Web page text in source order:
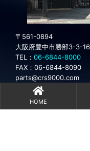
〒561-0894
大阪府豊中市勝部3-3-16
TEL： 06-6844-8000
FAX： 06-6844-8090
parts@crs9000.com
【営業時間】
【土曜のみ】
【定 休 日 】第２週・第
HOME